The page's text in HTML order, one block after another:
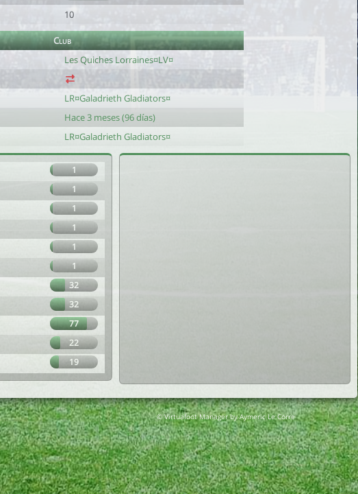
10
Club
Les Quiches Lorraines¤LV¤
LR¤Galadrieth Gladiators¤
Hace 3 meses (96 días)
LR¤Galadrieth Gladiators¤
1
1
1
1
1
1
32
32
77
22
19
© Virtuafoot Manager by Aymeric Le Corre